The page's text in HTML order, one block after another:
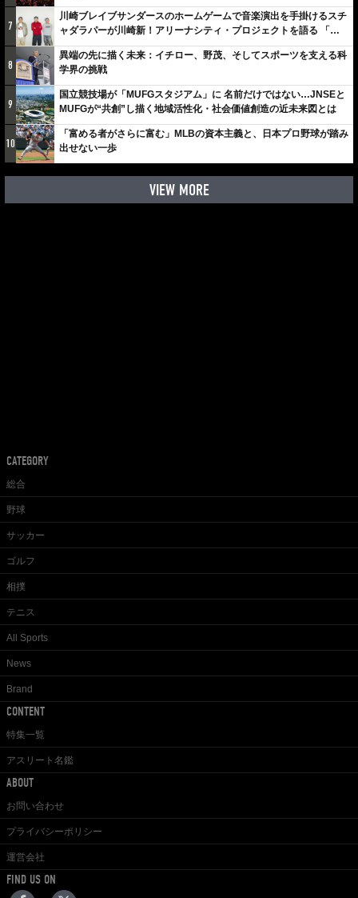
7
川崎ブレイブサンダースのホームゲームで音楽演出を手掛けるスチ
ャダラパーが川崎新！アリーナシティ・プロジェクトを語る 「楽
しみでしかないでしょ。川崎は、ずっと成長曲線だから」
8
異端の先に描く未来：イチロー、野茂、そしてスポーツを支える科
学界の挑戦
9
国立競技場が「MUFGスタジアム」に 名前だけではない…JNSEと
MUFGが“共創”し描く地域活性化・社会価値創造の近未来図とは
10
「富める者がさらに富む」MLBの資本主義と、日本プロ野球が踏み
出せない一歩
VIEW MORE
CATEGORY
総合
野球
サッカー
ゴルフ
相撲
テニス
All Sports
News
Brand
CONTENT
特集一覧
アスリート名鑑
ABOUT
お問い合わせ
プライバシーポリシー
運営会社
FIND US ON